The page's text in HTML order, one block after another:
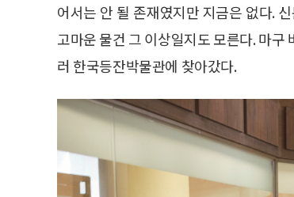
어서는 안 될 존재였지만 지금은 없다.
고마운 물건 그 이상일지도 모른다. 마
러 한국등잔박물관에 찾아갔다.